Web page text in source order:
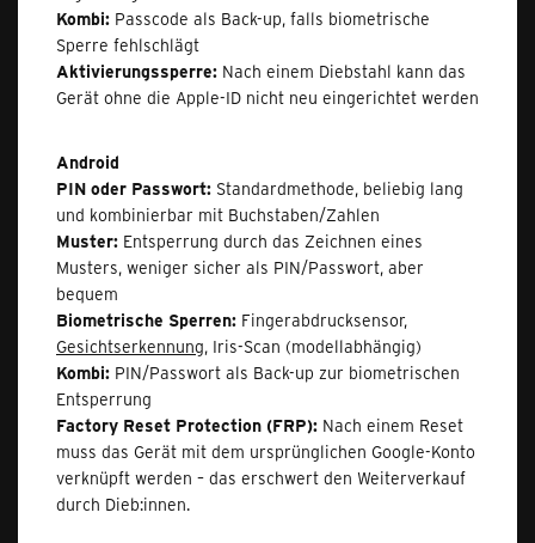
Kombi: Passcode als Back-up, falls biometrische
Sperre fehlschlägt
Aktivierungssperre: Nach einem Diebstahl kann das
Gerät ohne die Apple-ID nicht neu eingerichtet werden
Android
PIN oder Passwort: Standardmethode, beliebig lang
und kombinierbar mit Buchstaben/Zahlen
Muster: Entsperrung durch das Zeichnen eines
Musters, weniger sicher als PIN/Passwort, aber
bequem
Biometrische Sperren: Fingerabdrucksensor,
Gesichtserkennung, Iris-Scan (modellabhängig)
Kombi: PIN/Passwort als Back-up zur biometrischen
Entsperrung
Factory Reset Protection (FRP): Nach einem Reset
muss das Gerät mit dem ursprünglichen Google-Konto
verknüpft werden – das erschwert den Weiterverkauf
durch Dieb:innen.